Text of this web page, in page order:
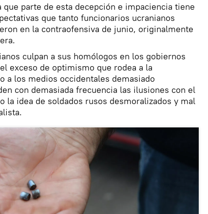
parte de esta decepción e impaciencia tiene
que tanto funcionarios ucranianos
en la contraofensiva de junio, originalmente
culpan a sus homólogos en los gobiernos
exceso de optimismo que rodea a la
a los medios occidentales demasiado
con demasiada frecuencia las ilusiones con el
la idea de soldados rusos desmoralizados y mal